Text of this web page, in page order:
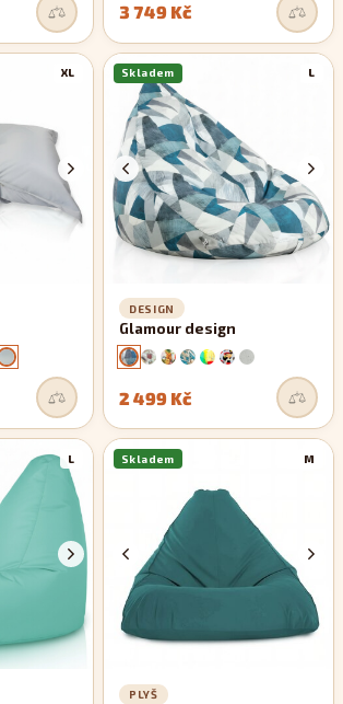
3 749 Kč
XL L
Skladem
DESIGN
Glamour design
2 499 Kč
L M
Skladem
PLYŠ